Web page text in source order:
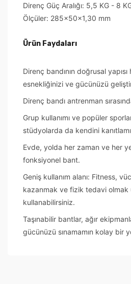
Direnç Güç Aralığı: 5,5 KG - 8
Ölçüler: 285x50x1,30 mm
Ürün Faydaları
Direnç bandının doğrusal
esnekliğinizi ve gücünüzü
Direnç bandı antrenman
Grup kullanımı ve popüler
stüdyolarda da kendini
Evde, yolda her zaman ve her
fonksiyonel bant.
Geniş kullanım alanı: Fitness,
kazanmak ve fizik tedavi olmak
kullanabilirsiniz.
Taşınabilir bantlar, ağır
gücünüzü sınamamın kolay bir